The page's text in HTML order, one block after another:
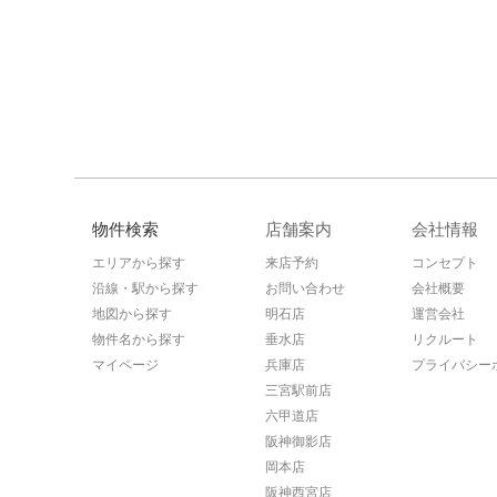
物件検索
エリアから探す
沿線・駅から探す
地図から探す
物件名から探す
マイページ
店舗案内
来店予約
お問い合わせ
明石店
垂水店
兵庫店
三宮駅前店
六甲道店
阪神御影店
岡本店
阪神西宮店
会社情報
コンセプト
会社概要
運営会社
リクルート
プライバシー